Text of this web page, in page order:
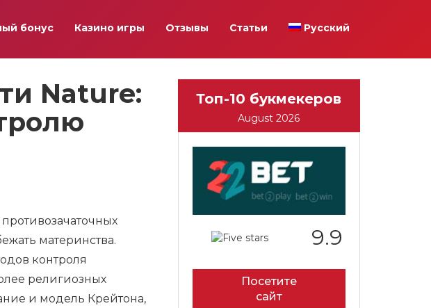
бонус Казино игры Отзывы Статьи Русский
Nature:
материнства.
контроля
религиозных
и модель Крейтона,
Топ-10 букмекеров
August 2026
9.9
Посетите
сайт